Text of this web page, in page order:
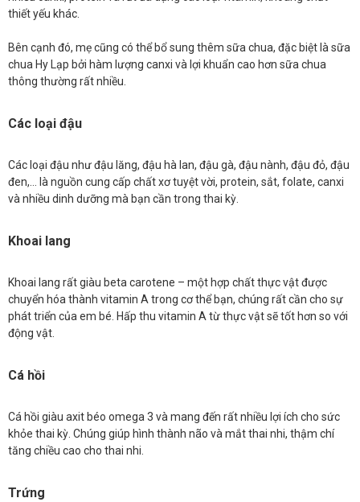
thiết yếu khác.
Bên cạnh đó, mẹ cũng có thể bổ sung thêm sữa chua, đặc biệt là sữa
chua Hy Lạp bởi hàm lượng canxi và lợi khuẩn cao hơn sữa chua
thông thường rất nhiều.
Các loại đậu
Các loại đậu như đậu lăng, đậu hà lan, đậu gà, đậu nành, đậu đỏ, đậu
đen,… là nguồn cung cấp chất xơ tuyệt vời, protein, sắt, folate, canxi
và nhiều dinh dưỡng mà bạn cần trong thai kỳ.
Khoai lang
Khoai lang rất giàu beta carotene – một hợp chất thực vật được
chuyển hóa thành vitamin A trong cơ thể bạn, chúng rất cần cho sự
phát triển của em bé. Hấp thu vitamin A từ thực vật sẽ tốt hơn so với
động vật.
Cá hồi
Cá hồi giàu axit béo omega 3 và mang đến rất nhiều lợi ích cho sức
khỏe thai kỳ. Chúng giúp hình thành não và mắt thai nhi, thậm chí
tăng chiều cao cho thai nhi.
Trứng